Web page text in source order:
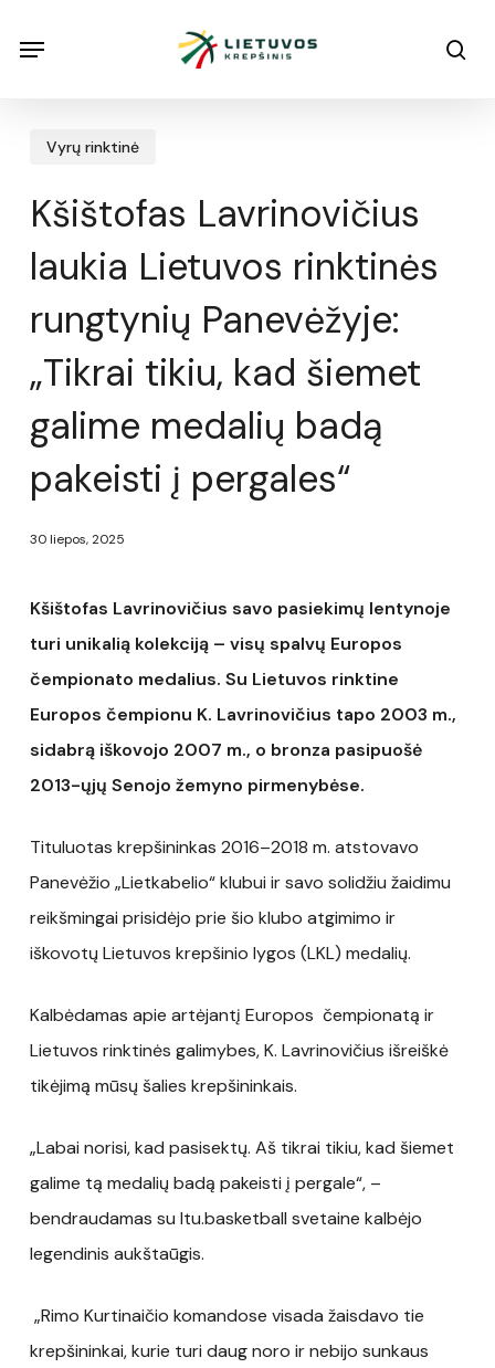
Menu
Vyrų rinktinė
Kšištofas Lavrinovičius
laukia Lietuvos rinktinės
rungtynių Panevėžyje:
„Tikrai tikiu, kad šiemet
galime medalių badą
pakeisti į pergales“
30 liepos, 2025
Kšištofas Lavrinovičius savo pasiekimų lentynoje
turi unikalią kolekciją – visų spalvų Europos
čempionato medalius. Su Lietuvos rinktine
Europos čempionu K. Lavrinovičius tapo 2003 m.,
sidabrą iškovojo 2007 m., o bronza pasipuošė
2013-ųjų Senojo žemyno pirmenybėse.
Tituluotas krepšininkas 2016–2018 m. atstovavo
Panevėžio „Lietkabelio“ klubui ir savo solidžiu žaidimu
reikšmingai prisidėjo prie šio klubo atgimimo ir
iškovotų Lietuvos krepšinio lygos (LKL) medalių.
Kalbėdamas apie artėjantį Europos čempionatą ir
Lietuvos rinktinės galimybes, K. Lavrinovičius išreiškė
tikėjimą mūsų šalies krepšininkais.
„Labai norisi, kad pasisektų. Aš tikrai tikiu, kad šiemet
galime tą medalių badą pakeisti į pergale“, –
bendraudamas su ltu.basketball svetaine kalbėjo
legendinis aukštaūgis.
„Rimo Kurtinaičio komandose visada žaisdavo tie
krepšininkai, kurie turi daug noro ir nebijo sunkaus